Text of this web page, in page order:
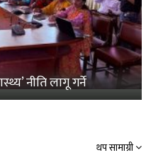
नीति लागू गर्ने
थप सामाग्री